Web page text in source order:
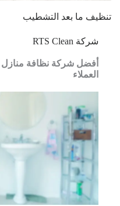
تنظيف ما بعد التشطيب
شركة RTS Clean
أفضل شركة نظافة
العملاء